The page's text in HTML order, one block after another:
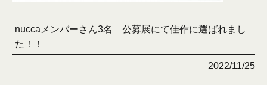
nuccaメンバーさん3名 公募展にて佳作に選ばれまし
た！！
2022/11/25